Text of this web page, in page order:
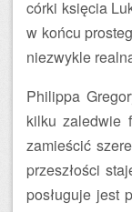
córki księcia
w końcu
niezwykle
Philippa
kilku zaledwie
zamieścić
przeszłości
posługuje jest